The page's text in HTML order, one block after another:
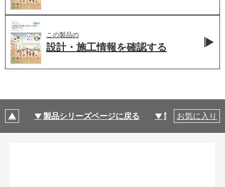
この製品の
設計・施工情報を確認する
製品シリーズページに戻る 製品仕様
お気に入り